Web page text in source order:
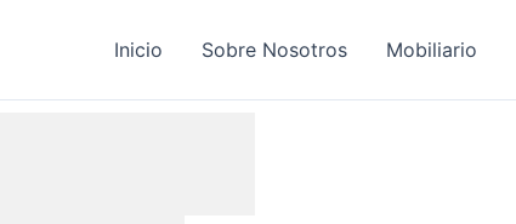
Inicio Sobre Nosotros Mobiliario